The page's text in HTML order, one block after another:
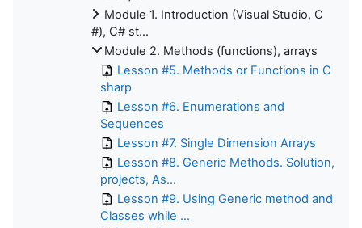
Module 1. Introduction (Visual Studio, C
#), C# st...
Module 2. Methods (functions), arrays
Lesson #5. Methods or Functions in C
sharp
Lesson #6. Enumerations and
Sequences
Lesson #7. Single Dimension Arrays
Lesson #8. Generic Methods. Solution,
projects, As...
Lesson #9. Using Generic method and
Classes while ...